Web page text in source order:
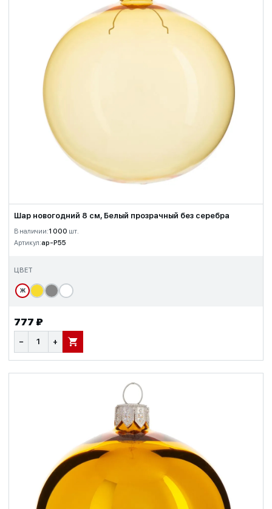
Шар новогодний 8 см, Белый прозрачный без серебра
В наличии:1 000 шт.
Артикул:ap-P55
ЦВЕТ
Ж
777 ₽
− + В КОРЗИНУ